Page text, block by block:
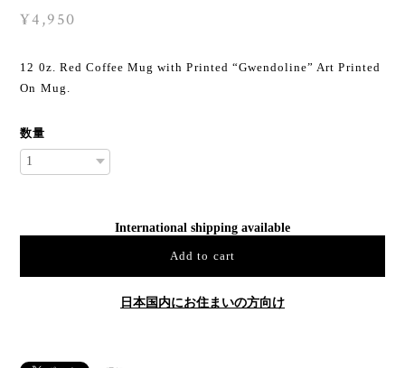
¥4,950
12 0z. Red Coffee Mug with Printed “Gwendoline” Art Printed
On Mug.
数量
International shipping available
Add to cart
日本国内にお住まいの方向け